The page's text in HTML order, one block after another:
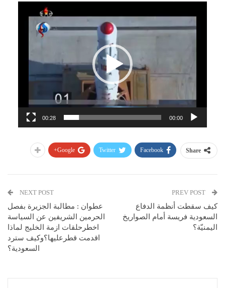
الفيديو
00:00
00:28
Share
Facebook
Twitter
Google+
كيف سقطت أنظمة الدفاع
السعودية فريسة أمام الصواريخ
اليمنيّة؟
NEXT POST
عطوان : مطالبة الجزيرة بفصل
الحرمين الشريفين عن السياسة
اخطرحلقات ازمة الخليج لماذا
اقدمت قطرعليها؟وكيف سترد
السعودية؟